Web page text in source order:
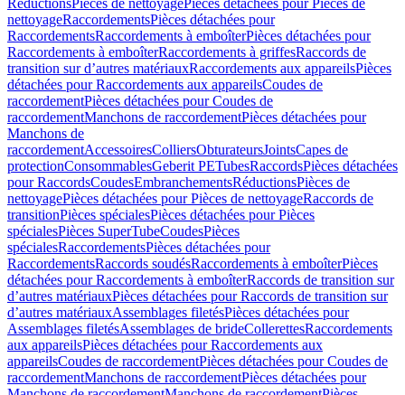
RéductionsPièces de nettoyagePièces détachées pour Pièces de
nettoyageRaccordementsPièces détachées pour
RaccordementsRaccordements à emboîterPièces détachées pour
Raccordements à emboîterRaccordements à griffesRaccords de
transition sur d’autres matériauxRaccordements aux appareilsPièces
détachées pour Raccordements aux appareilsCoudes de
raccordementPièces détachées pour Coudes de
raccordementManchons de raccordementPièces détachées pour
Manchons de
raccordementAccessoiresColliersObturateursJointsCapes de
protectionConsommablesGeberit PETubesRaccordsPièces détachées
pour RaccordsCoudesEmbranchementsRéductionsPièces de
nettoyagePièces détachées pour Pièces de nettoyageRaccords de
transitionPièces spécialesPièces détachées pour Pièces
spécialesPièces SuperTubeCoudesPièces
spécialesRaccordementsPièces détachées pour
RaccordementsRaccords soudésRaccordements à emboîterPièces
détachées pour Raccordements à emboîterRaccords de transition sur
d’autres matériauxPièces détachées pour Raccords de transition sur
d’autres matériauxAssemblages filetésPièces détachées pour
Assemblages filetésAssemblages de brideCollerettesRaccordements
aux appareilsPièces détachées pour Raccordements aux
appareilsCoudes de raccordementPièces détachées pour Coudes de
raccordementManchons de raccordementPièces détachées pour